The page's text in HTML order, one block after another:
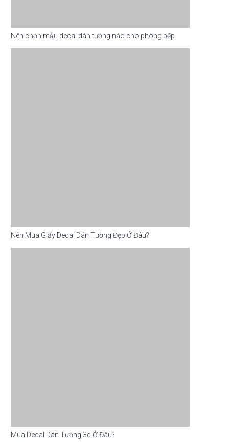
Nên chọn mẫu decal dán tường nào cho phòng bếp
Nên Mua Giấy Decal Dán Tường Đẹp Ở Đâu?
Mua Decal Dán Tường 3d Ở Đâu?